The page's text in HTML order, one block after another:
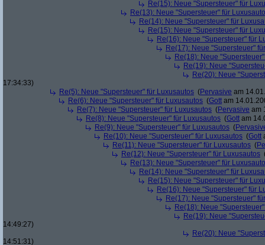
Re(15): Neue "Supersteuer" für
Re(13): Neue "Supersteuer" für
Re(14): Neue "Supersteuer" für
Re(15): Neue "Supersteuer" für
Re(16): Neue "Supersteuer" für
Re(17): Neue "Supersteuer"
Re(18): Neue
Re(19): Neue
Re(20): Neue
17:34:33)
Re(5): Neue "Supersteuer" für Luxusautos (Pervasive am
Re(6): Neue "Supersteuer" für Luxusautos (Gott am
Re(7): Neue "Supersteuer" für Luxusautos (Pervasive am
Re(8): Neue "Supersteuer" für Luxusautos (Gott am
Re(9): Neue "Supersteuer" für Luxusautos (
Re(10): Neue "Supersteuer" für Luxusautos (Gott
Re(11): Neue "Supersteuer" für Luxusautos (
Re(12): Neue "Supersteuer" für Luxusautos
Re(13): Neue "Supersteuer" für
Re(14): Neue "Supersteuer" für
Re(15): Neue "Supersteuer" für
Re(16): Neue "Supersteuer" für
Re(17): Neue "Supersteuer"
Re(18): Neue
Re(19): Neue
14:49:27)
Re(20): Neue
14:51:31)